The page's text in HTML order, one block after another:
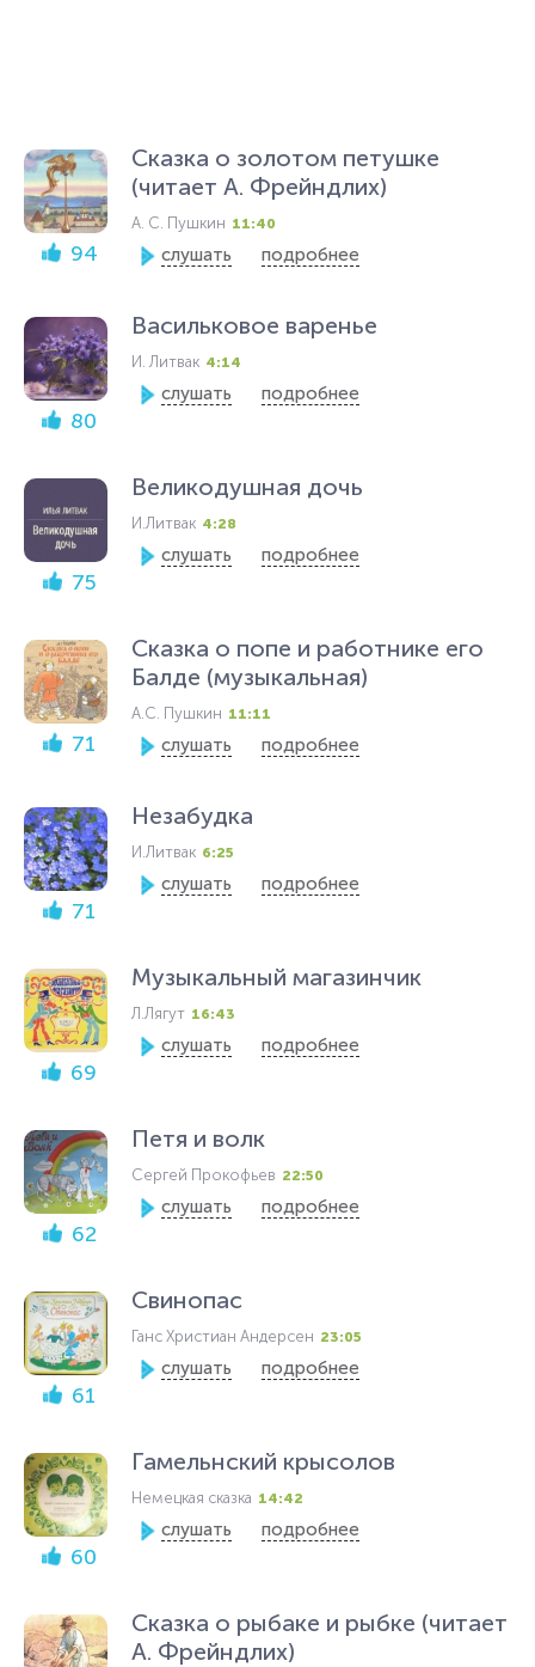
94
Сказка о золотом петушке
(читает А. Фрейндлих)
А. С. Пушкин 11:40
слушать подробнее
80
Васильковое варенье
И. Литвак 4:14
слушать подробнее
75
Великодушная дочь
И.Литвак 4:28
слушать подробнее
71
Сказка о попе и работнике его
Балде (музыкальная)
А.С. Пушкин 11:11
слушать подробнее
71
Незабудка
И.Литвак 6:25
слушать подробнее
69
Музыкальный магазинчик
Л.Лягут 16:43
слушать подробнее
62
Петя и волк
Сергей Прокофьев 22:50
слушать подробнее
61
Свинопас
Ганс Христиан Андерсен 23:05
слушать подробнее
60
Гамельнский крысолов
Немецкая сказка 14:42
слушать подробнее
Сказка о рыбаке и рыбке (читает
А. Фрейндлих)